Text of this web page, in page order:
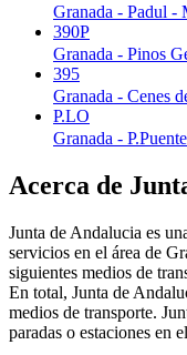
Granada - Padul -
390P
Granada - Pinos
395
Granada - Cenes
P.LO
Granada -
Acerca de
Junta de Andalucia es
servicios en el área de
siguientes medios de
En total, Junta de
medios de transporte.
paradas o estaciones en